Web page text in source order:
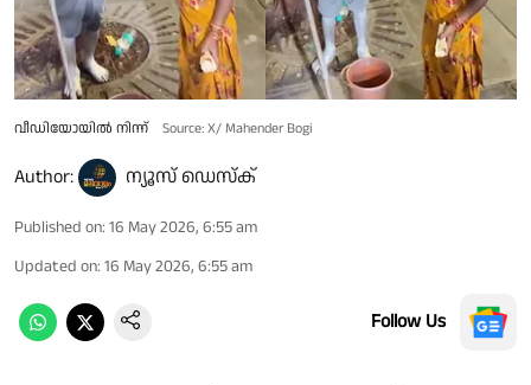
വീഡിയോയിൽ നിന്ന് Source: X/ Mahender Bogi
Author: ന്യൂസ് ഡെസ്ക്
Published on: 16 May 2026, 6:55 am
Updated on: 16 May 2026, 6:55 am
Follow Us